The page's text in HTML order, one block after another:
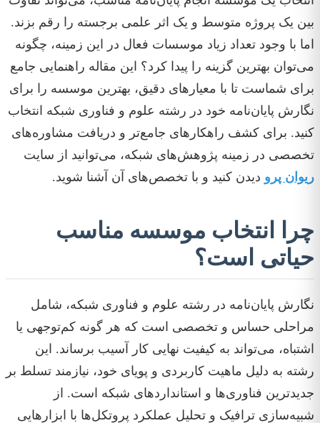
بین یک پروژه متوسط و یک اثر علمی برجسته را رقم بزند.
اما با وجود تعداد زیاد موسسات فعال در این زمینه، چگونه
می‌توان بهترین گزینه را پیدا کرد؟ این مقاله راهنمایی جامع
برای شماست تا با معیارهای دقیق، بهترین موسسه را برای
نگارش پایان‌نامه خود در رشته علوم و فناوری شبکه انتخاب
کنید. برای کشف راهکارهای جامع‌تر و دریافت مشاوره‌های
تخصصی در زمینه پژوهش‌های شبکه، می‌توانید از سایت
ریوان پرو دیدن کنید و با تخصص‌های آن آشنا شوید.
چرا انتخاب موسسه مناسب
حیاتی است؟
نگارش پایان‌نامه در رشته علوم و فناوری شبکه، شامل
مراحلی حساس و تخصصی است که هر گونه کم‌توجهی یا
اشتباه، می‌تواند به کیفیت نهایی کار آسیب برساند. این
رشته به دلیل ماهیت کاربردی و پویای خود، نیازمند تسلط بر
جدیدترین فناوری‌ها و استانداردهای شبکه است. از
شبیه‌سازی ترافیک و تحلیل عملکرد پروتکل‌ها با ابزارهایی